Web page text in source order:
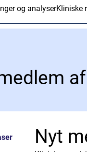
og analyserKliniske
Nyt